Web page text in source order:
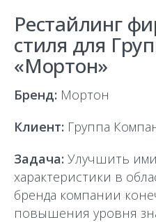
Рестайлинг
стиля для
«Мортон»
Бренд: Мортон
Клиент: Группа
Задача: Улучшить
характеристики в
бренда компании
повышения уровня